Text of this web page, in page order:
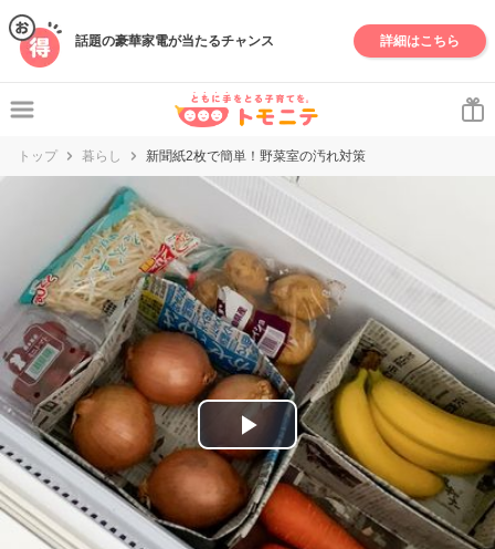
話題の豪華家電が当たるチャンス 詳細はこちら
トップ 暮らし 新聞紙2枚で簡単！野菜室の汚れ対策
P
l